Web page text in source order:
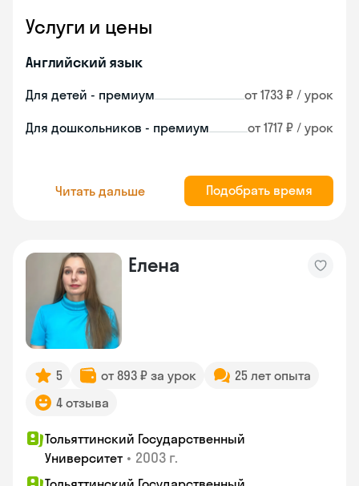
Услуги и цены
Английский язык
Для детей - премиум от 1733 ₽ / урок
Для дошкольников - премиум от 1717 ₽ / урок
Читать дальше Подобрать время
Елена
5 от 893 ₽ за урок
25 лет опыта
4 отзыва
Тольяттинский Государственный
Университет • 2003 г.